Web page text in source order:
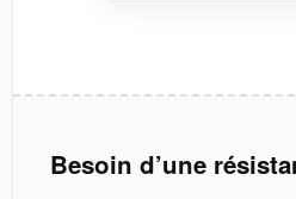
Besoin d’une